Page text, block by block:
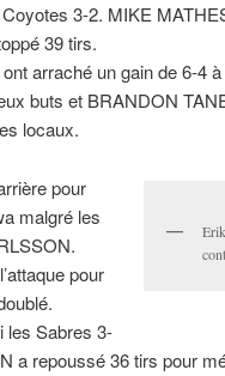
3-2. MIKE
39 tirs.
arraché un gain de 6-4
buts et BRANDON
locaux.
pour
malgré les
pour
les Sabres 3-
a repoussé 36 tirs pour